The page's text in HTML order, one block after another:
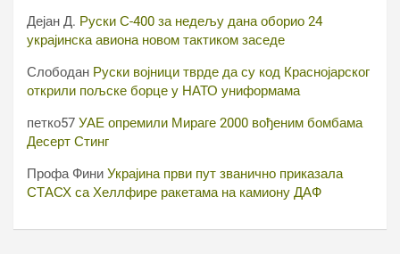
Дејан Д. Руски С-400 за недељу дана оборио 24
украјинска авиона новом тактиком заседе
Слободан Руски војници тврде да су код Краснојарског
открили пољске борце у НАТО униформама
петко57 УАЕ опремили Мираге 2000 вођеним бомбама
Десерт Стинг
Профа Фини Украјина први пут званично приказала
СТАСХ са Хеллфире ракетама на камиону ДАФ